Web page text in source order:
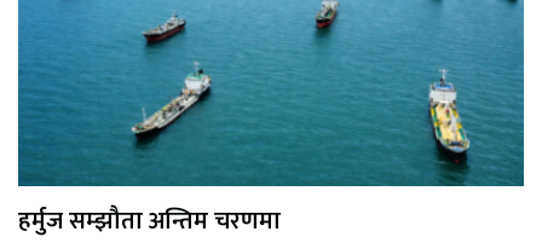
हर्मुज सम्झौता अन्तिम चरणमा